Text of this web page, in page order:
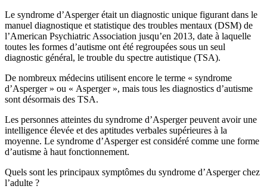
Le syndrome d’Asperger était un diagnostic unique figurant dans le
manuel diagnostique et statistique des troubles mentaux (DSM) de
l’American Psychiatric Association jusqu’en 2013, date à laquelle
toutes les formes d’autisme ont été regroupées sous un seul
diagnostic général, le trouble du spectre autistique (TSA).
De nombreux médecins utilisent encore le terme « syndrome
d’Asperger » ou « Asperger », mais tous les diagnostics d’autisme
sont désormais des TSA.
Les personnes atteintes du syndrome d’Asperger peuvent avoir une
intelligence élevée et des aptitudes verbales supérieures à la
moyenne. Le syndrome d’Asperger est considéré comme une forme
d’autisme à haut fonctionnement.
Quels sont les principaux symptômes du syndrome d’Asperger chez
l’adulte ?